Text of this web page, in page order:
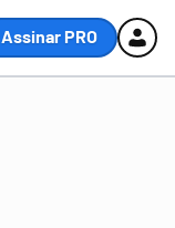
Assinar PRO